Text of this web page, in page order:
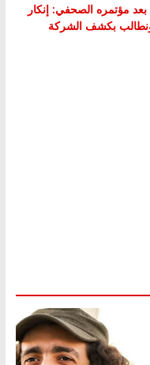
مؤتمره الصحفي: إنكار
ونطالب بكشف الشركة